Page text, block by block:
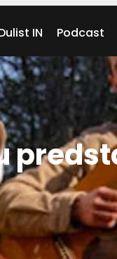
IN Podcast